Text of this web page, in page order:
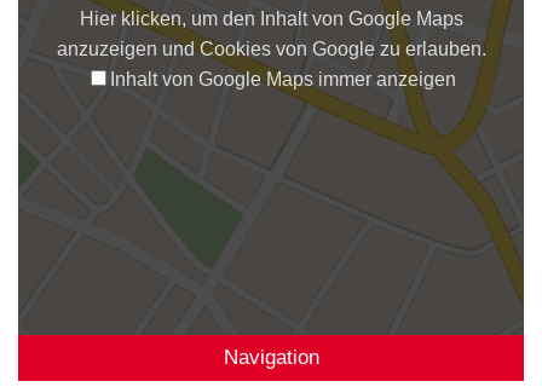
Hier klicken, um den Inhalt von Google Maps
anzuzeigen und Cookies von Google zu erlauben.
Inhalt von Google Maps immer anzeigen
Navigation